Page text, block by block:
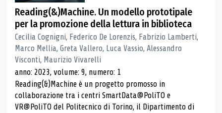
Reading(&)Machine. Un modello prototipale
per la promozione della lettura in biblioteca
Cecilia Cognigni, Federico De Lorenzis, Fabrizio Lamberti,
Marco Mellia, Greta Vallero, Luca Vassio, Alessandro
Visconti, Maurizio Vivarelli
anno: 2023, volume: 9, numero: 1
Reading(&)Machine è un progetto promosso in
collaborazione tra i centri SmartData@PoliTO e
VR@PoliTO del Politecnico di Torino, il Dipartimento di